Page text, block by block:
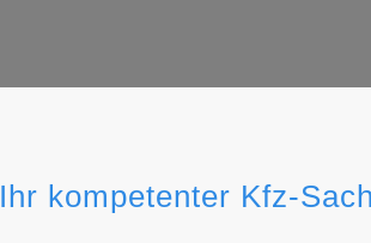
Ihr kompetenter Kfz-